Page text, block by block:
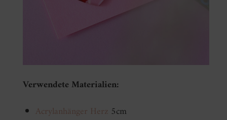
Verwendete Materialien:
Acrylanhänger Herz 5cm